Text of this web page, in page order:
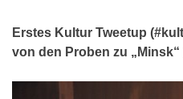
im
Theater
Erstes Kultur Tweetup
von den Proben zu „Minsk“